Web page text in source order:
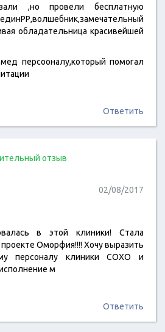
,но провели бесплатную
обладательница красивейшей
персооналу,который помогал
Ответить
отзыв
02/08/2017
в этой клиники! Стала
Оморфия!!!! Хочу выразить
персоналу клиники СОХО и
м
Ответить